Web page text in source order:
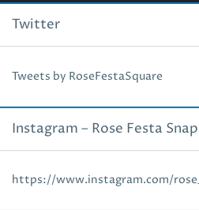
Twitter
Tweets by RoseFestaSquare
Instagram – Rose Festa
https://www.instagram.com/